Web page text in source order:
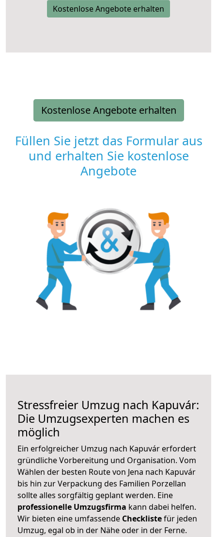
Kostenlose Angebote erhalten
Kostenlose Angebote erhalten
Füllen Sie jetzt das Formular aus
und erhalten Sie kostenlose
Angebote
Stressfreier Umzug nach Kapuvár:
Die Umzugsexperten machen es
möglich
Ein erfolgreicher Umzug nach Kapuvár erfordert
gründliche Vorbereitung und Organisation. Vom
Wählen der besten Route von Jena nach Kapuvár
bis hin zur Verpackung des Familien Porzellan
sollte alles sorgfältig geplant werden. Eine
professionelle Umzugsfirma kann dabei helfen.
Wir bieten eine umfassende Checklistefür jeden
Umzug, egal ob in der Nähe oder in der Ferne.